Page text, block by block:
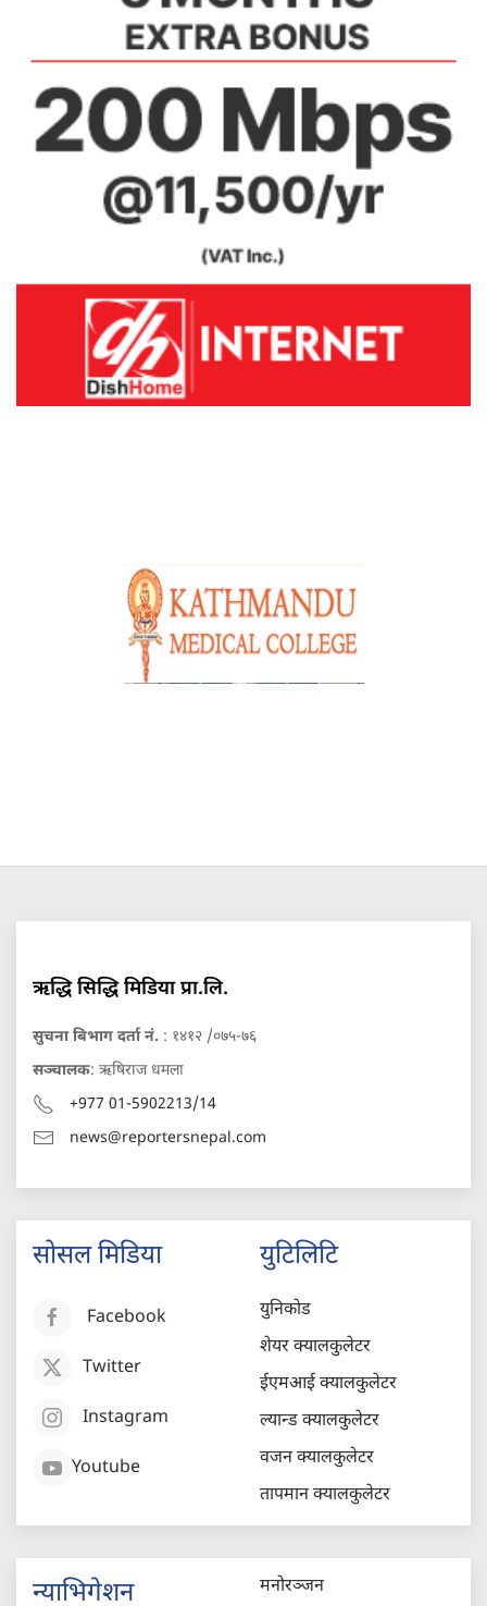
ऋद्धि सिद्धि मिडिया प्रा.लि.
सुचना बिभाग दर्ता नं. : १४१२ /०७५-७६
सञ्चालक: ऋषिराज धमला
+977 01-5902213/14
news@reportersnepal.com
सोसल मिडिया
Facebook
Twitter
Instagram
Youtube
युटिलिटि
युनिकोड
शेयर क्यालकुलेटर
ईएमआई क्यालकुलेटर
ल्यान्ड क्यालकुलेटर
वजन क्यालकुलेटर
तापमान क्यालकुलेटर
न्याभिगेशन मनोरञ्जन